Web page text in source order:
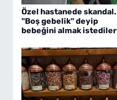
Özel hastanede skandal.
"Boş gebelik" deyip
bebeğini almak istediler